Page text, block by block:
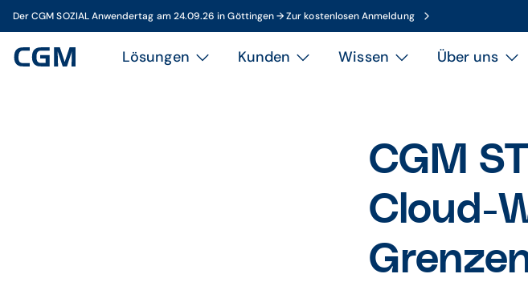
Der CGM SOZIAL Anwendertag am 24.09.26 in Göttingen → Zur kostenlosen Anmeldung
Lösungen Kunden Wissen Über uns
CGM
Cloud-